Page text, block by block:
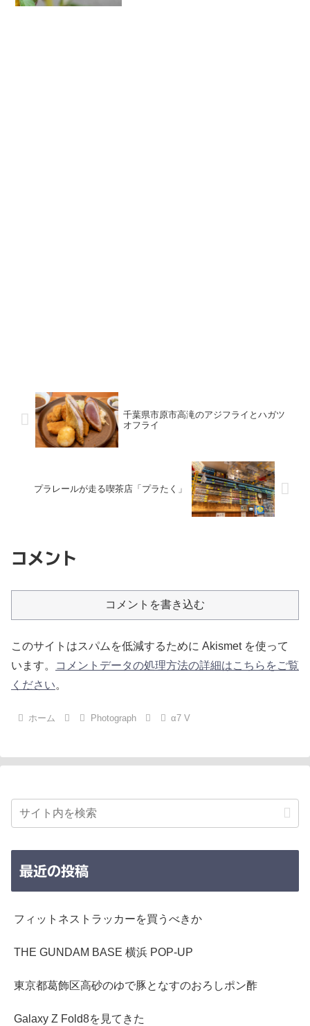
千葉県市原市高滝のアジフライとハガツ
オフライ
プラレールが走る喫茶店「プラたく」
コメント
コメントを書き込む
このサイトはスパムを低減するために Akismet を使って
います。
コメントデータの処理方法の詳細はこちらをご覧
ください。
ホーム Photograph α7 V
最近の投稿
フィットネストラッカーを買うべきか
THE GUNDAM BASE 横浜 POP-UP
東京都葛飾区高砂のゆで豚となすのおろしポン酢
Galaxy Z Fold8を見てきた